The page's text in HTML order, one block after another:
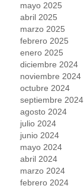
mayo 2025
abril 2025
marzo 2025
febrero 2025
enero 2025
diciembre 2024
noviembre 2024
octubre 2024
septiembre 2024
agosto 2024
julio 2024
junio 2024
mayo 2024
abril 2024
marzo 2024
febrero 2024